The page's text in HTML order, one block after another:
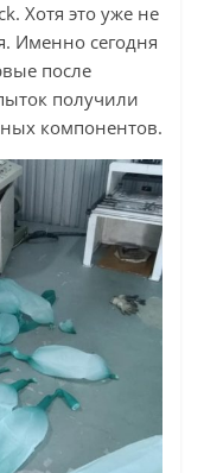
Хотя это уже не
Именно сегодня
после
получили
компонентов.